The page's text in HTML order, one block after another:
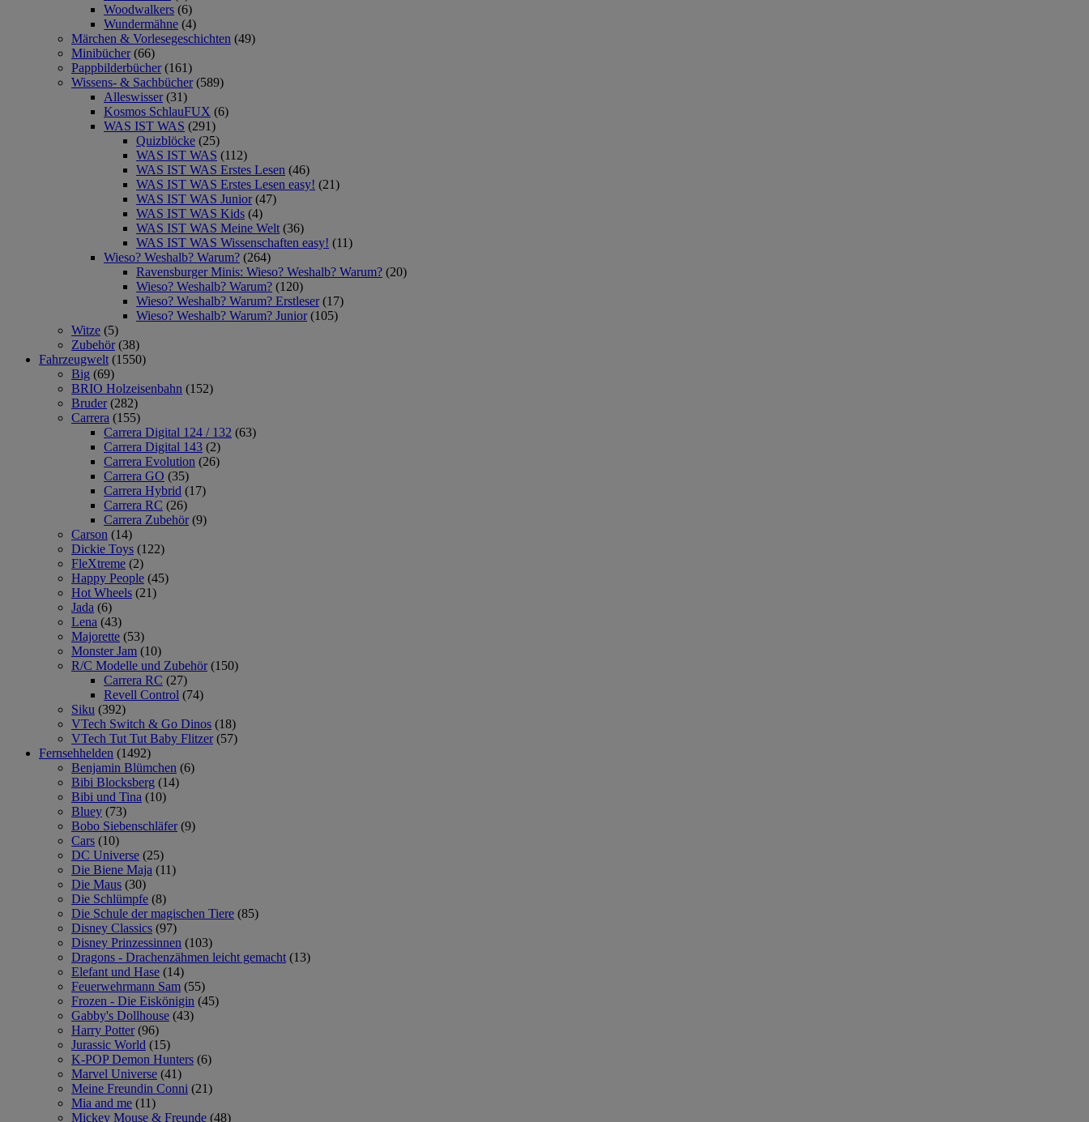
Woodwalkers (6)
Wundermähne (4)
Märchen & Vorlesegeschichten (49)
Minibücher (66)
Pappbilderbücher (161)
Wissens- & Sachbücher (589)
Alleswisser (31)
Kosmos SchlauFUX (6)
WAS IST WAS (291)
Quizblöcke (25)
WAS IST WAS (112)
WAS IST WAS Erstes Lesen (46)
WAS IST WAS Erstes Lesen easy! (21)
WAS IST WAS Junior (47)
WAS IST WAS Kids (4)
WAS IST WAS Meine Welt (36)
WAS IST WAS Wissenschaften easy! (11)
Wieso? Weshalb? Warum? (264)
Ravensburger Minis: Wieso? Weshalb? Warum? (20)
Wieso? Weshalb? Warum? (120)
Wieso? Weshalb? Warum? Erstleser (17)
Wieso? Weshalb? Warum? Junior (105)
Witze (5)
Zubehör (38)
Fahrzeugwelt (1550)
Big (69)
BRIO Holzeisenbahn (152)
Bruder (282)
Carrera (155)
Carrera Digital 124 / 132 (63)
Carrera Digital 143 (2)
Carrera Evolution (26)
Carrera GO (35)
Carrera Hybrid (17)
Carrera RC (26)
Carrera Zubehör (9)
Carson (14)
Dickie Toys (122)
FleXtreme (2)
Happy People (45)
Hot Wheels (21)
Jada (6)
Lena (43)
Majorette (53)
Monster Jam (10)
R/C Modelle und Zubehör (150)
Carrera RC (27)
Revell Control (74)
Siku (392)
VTech Switch & Go Dinos (18)
VTech Tut Tut Baby Flitzer (57)
Fernsehhelden (1492)
Benjamin Blümchen (6)
Bibi Blocksberg (14)
Bibi und Tina (10)
Bluey (73)
Bobo Siebenschläfer (9)
Cars (10)
DC Universe (25)
Die Biene Maja (11)
Die Maus (30)
Die Schlümpfe (8)
Die Schule der magischen Tiere (85)
Disney Classics (97)
Disney Prinzessinnen (103)
Dragons - Drachenzähmen leicht gemacht (13)
Elefant und Hase (14)
Feuerwehrmann Sam (55)
Frozen - Die Eiskönigin (45)
Gabby's Dollhouse (43)
Harry Potter (96)
Jurassic World (15)
K-POP Demon Hunters (6)
Marvel Universe (41)
Meine Freundin Conni (21)
Mia and me (11)
Mickey Mouse & Freunde (48)